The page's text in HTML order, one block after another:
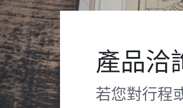
產品洽
若您對行程